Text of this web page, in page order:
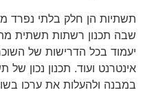
תשתיות הן חלק בלתי נפרד
שבה תכנון רשתות תשתית
יעמוד בכל הדרישות של
אינטרנט ועוד. תכנון נכון
במבנה ולהעלות את ערכו